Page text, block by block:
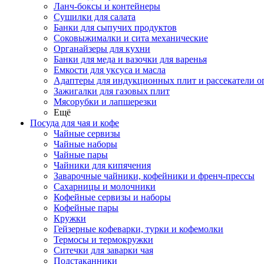
Ланч-боксы и контейнеры
Сушилки для салата
Банки для сыпучих продуктов
Соковыжималки и сита механические
Органайзеры для кухни
Банки для меда и вазочки для варенья
Емкости для уксуса и масла
Адаптеры для индукционных плит и рассекатели
Зажигалки для газовых плит
Мясорубки и лапшерезки
Ещё
Посуда для чая и кофе
Чайные сервизы
Чайные наборы
Чайные пары
Чайники для кипячения
Заварочные чайники, кофейники и френч-прессы
Сахарницы и молочники
Кофейные сервизы и наборы
Кофейные пары
Кружки
Гейзерные кофеварки, турки и кофемолки
Термосы и термокружки
Ситечки для заварки чая
Подстаканники